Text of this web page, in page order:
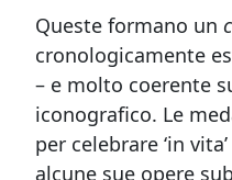
Queste formano un
cronologicamente
– e molto coerente
iconografico. Le
per celebrare ‘in
alcune sue opere